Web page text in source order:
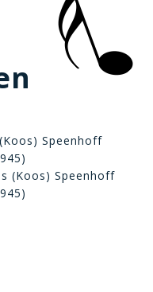
Speenhoff
(Koos) Speenhoff